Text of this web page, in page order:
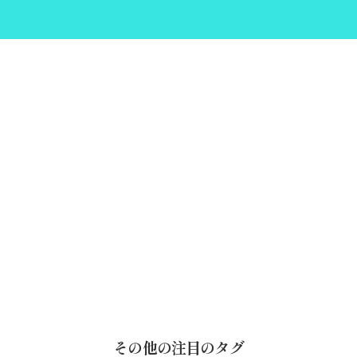
その他の注目のタグ